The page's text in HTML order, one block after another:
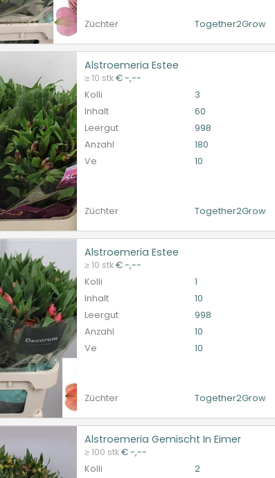
Züchter
Together2Grow
Alstroemeria Estee
≥ 10 stk€ -,--
Kolli
3
Inhalt
60
Leergut
998
Anzahl
180
Ve
10
Züchter
Together2Grow
zijn om te kunnen kopen.
Alstroemeria Estee
≥ 10 stk€ -,--
Kolli
1
Inhalt
10
Leergut
998
Anzahl
10
Ve
10
Züchter
Together2Grow
zijn om te kunnen kopen.
Alstroemeria Gemischt In Eimer
≥ 100 stk€ -,--
Kolli
2
zijn om te kunnen kopen.